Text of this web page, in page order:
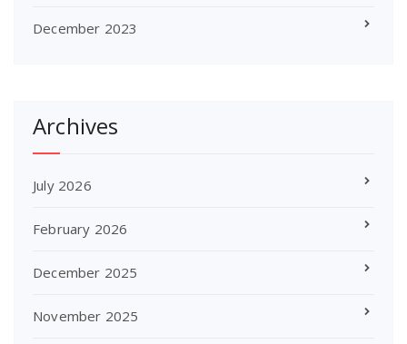
December 2023
Archives
July 2026
February 2026
December 2025
November 2025